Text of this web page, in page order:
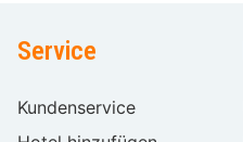
Service
Kundenservice